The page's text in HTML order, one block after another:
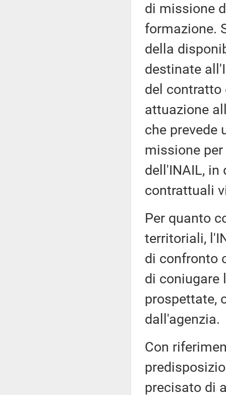
di missione
formazione.
della
destinate
del contratto
attuazione
che prevede
missione
dell'INAIL, in
contrattuali
Per quanto
territoriali,
di confronto
di coniugare
prospettate,
dall'agenzia.
Con
precisato di